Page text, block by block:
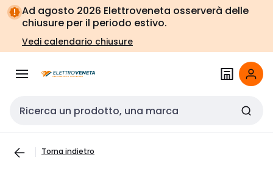
Vai alla
navigazione
Vai
alla
pagina
Ad agosto 2026 Elettroveneta osserverà delle
chiusure per il periodo estivo.
Vedi calendario chiusure
Cerca input
Torna indietro